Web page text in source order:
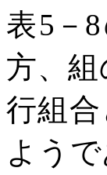
表5－
方、
行組
よう